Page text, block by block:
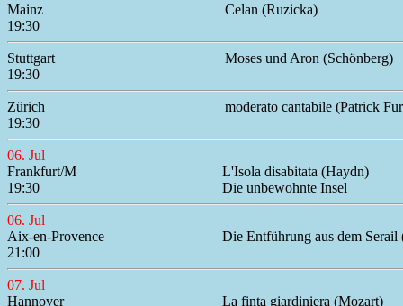
Mainz
Celan (Ruzicka)
19:30
Stuttgart
Moses und Aron (Schönberg)
19:30
Zürich
moderato cantabile (Patrick
19:30
06. Jul
Frankfurt/M
L'Isola disabitata (Haydn)
19:30
Die unbewohnte Insel
06. Jul
Aix-en-Provence
Die Entführung aus dem Serail
21:00
07. Jul
Hannover
La finta giardiniera (Mozart)